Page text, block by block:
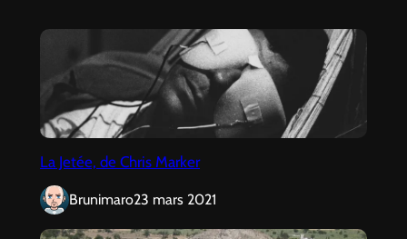
La Jetée, de Chris Marker
Brunimaro23 mars 2021